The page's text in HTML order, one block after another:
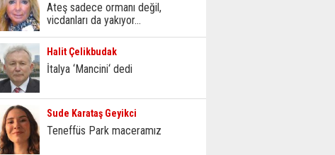
Ateş sadece ormanı değil,
vicdanları da yakıyor...
Halit Çelikbudak
İtalya ‘Mancini‘ dedi
Sude Karataş Geyikci
Teneffüs Park maceramız